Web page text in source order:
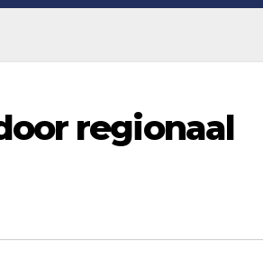
regionaal